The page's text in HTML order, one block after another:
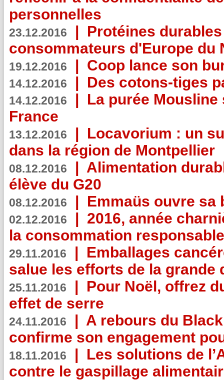
personnelles
23.12.2016 | Protéines
consommateurs d'Europe du
19.12.2016 | Coop lance son
14.12.2016 | Des cotons-tiges
14.12.2016 | La purée
France
13.12.2016 | Locavorium : un
dans la région de Montpellier
08.12.2016 | Alimentation
élève du G20
08.12.2016 | Emmaüs ouvre sa
02.12.2016 | 2016, année
la consommation
29.11.2016 | Emballages
salue les efforts de la grande
25.11.2016 | Pour Noël, offrez
effet de serre
24.11.2016 | A rebours du
confirme son engagement
18.11.2016 | Les solutions de
contre le gaspillage